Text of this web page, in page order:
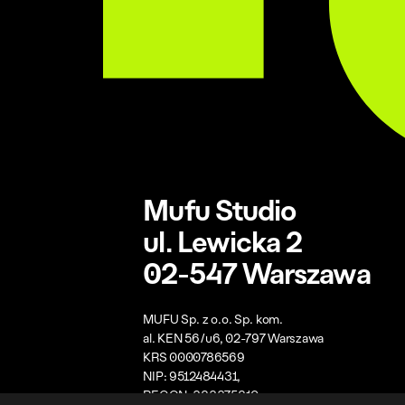
Mufu Studio
ul. Lewicka 2
02-547 Warszawa
MUFU Sp. z o.o. Sp. kom.
al. KEN 56/u6, 02-797 Warszawa
KRS 0000786569
NIP: 9512484431,
REGON: 383375810